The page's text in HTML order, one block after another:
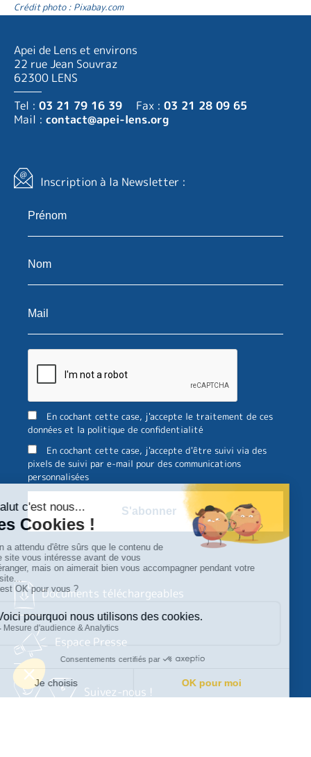
Crédit photo : Pixabay.com
Apei de Lens et environs
22 rue Jean Souvraz
62300 LENS
Tel : 03 21 79 16 39 Fax : 03 21 28 09 65
Mail : contact@apei-lens.org
Inscription à la Newsletter :
En cochant cette case, j'accepte le traitement de ces
données et la politique de confidentialité
En cochant cette case, j'accepte d'être suivi via des
pixels de suivi par e-mail pour des communications
personnalisées
Documents téléchargeables
Espace Presse
Suivez-nous !